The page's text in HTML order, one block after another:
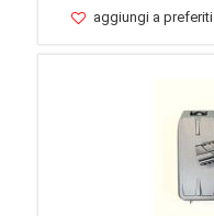
aggiungi a preferiti